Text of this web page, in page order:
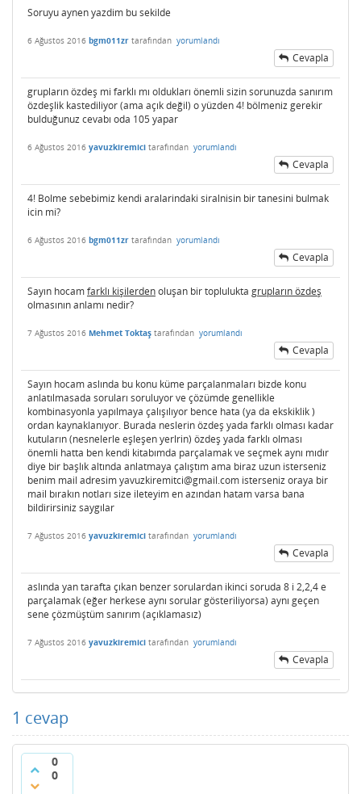
Soruyu aynen yazdim bu sekilde
6 Ağustos 2016 bgm011zr tarafından yorumlandı
Cevapla
grupların özdeş mi farklı mı oldukları önemli sizin sorunuzda sanırım
özdeşlik kastediliyor (ama açık değil) o yüzden 4! bölmeniz gerekir
bulduğunuz cevabı oda 105 yapar
6 Ağustos 2016 yavuzkiremici tarafından yorumlandı
Cevapla
4! Bolme sebebimiz kendi aralarindaki siralnisin bir tanesini bulmak
icin mi?
6 Ağustos 2016 bgm011zr tarafından yorumlandı
Cevapla
Sayın hocamfarklı kişilerdenoluşan bir toplulukta grupların özdeş
olmasının anlamı nedir?
7 Ağustos 2016 Mehmet Toktaş tarafından yorumlandı
Cevapla
Sayın hocam aslında bu konu küme parçalanmaları bizde konu
anlatılmasada soruları soruluyor ve çözümde genellikle
kombinasyonla yapılmaya çalışılıyor bence hata (ya da ekskiklik )
ordan kaynaklanıyor. Burada neslerin özdeş yada farklı olması kadar
kutuların (nesnelerle eşleşen yerlrin) özdeş yada farklı olması
önemli hatta ben kendi kitabımda parçalamak ve seçmek aynı mıdır
diye bir başlık altında anlatmaya çalıştım ama biraz uzun isterseniz
benim mail adresim yavuzkiremitci@gmail.com isterseniz oraya bir
mail bırakın notları size ileteyim en azından hatam varsa bana
bildirirsiniz saygılar
7 Ağustos 2016 yavuzkiremici tarafından yorumlandı
Cevapla
aslında yan tarafta çıkan benzer sorulardan ikinci soruda 8 i 2,2,4 e
parçalamak (eğer herkese aynı sorular gösteriliyorsa) aynı geçen
sene çözmüştüm sanırım (açıklamasız)
7 Ağustos 2016 yavuzkiremici tarafından yorumlandı
Cevapla
1 cevap
0
0